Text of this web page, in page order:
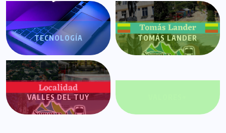
TECNOLOGÍA TOMÁS LANDER
VALLES DEL TUY